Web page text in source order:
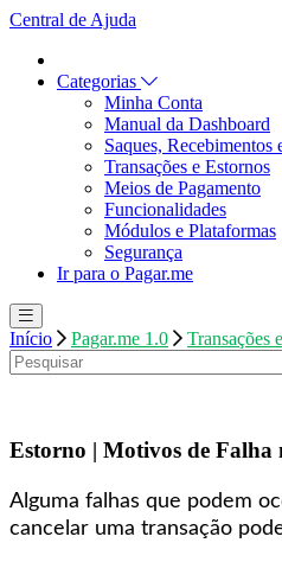
Central de Ajuda
Categorias
Minha Conta
Manual da Dashboard
Saques, Recebimentos
Transações e Estornos
Meios de Pagamento
Funcionalidades
Módulos e Plataformas
Segurança
Ir para o Pagar.me
Início Pagar.me 1.0 Transações
Estorno | Motivos de Falha
Alguma falhas que podem
cancelar uma transação